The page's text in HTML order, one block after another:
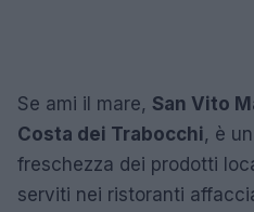
Se ami il mare, San Vito
Costa dei Trabocchi, è
freschezza dei prodotti
serviti nei ristoranti